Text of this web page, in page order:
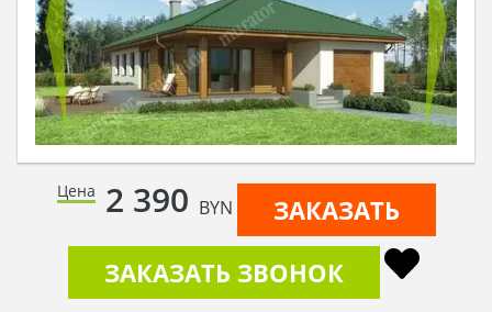
Цена 2 390 BYN
ЗАКАЗАТЬ
ЗАКАЗАТЬ ЗВОНОК